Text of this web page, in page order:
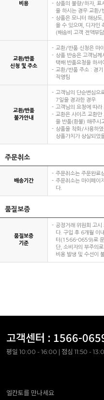
비용
상품의 불량/하자, 표
을 하시는 경우 교환/
상품은 모니터 해상
을 수 있으며, 디자인
(배송비 고객 전액부
교환/반품
신청 및 주소
교환/반품 신청은 마
상품 반송은 고객님
택배 반품요청을 하셔
교환/반품 주소 : 경
직영팀
교환/반품
불가안내
고객님의 단순변심으
7일을 경과한 경우
고객님의 요청에 따라
교환은 사이즈 교환만
을 반품(환불) 해주시
상품을 착화/사용하
상품가치가 상실되었
주문취소
배송기간
주문취소는 주문완료
주문취소는 마이페이
다.
품질보증
품질보증
기준
공정거래 위원회 고시
다. 구입 후 6개월 이
터(1566-0659)로 문
단, 소비자의 부주의
비용 발생 및 수선이
고객센터 : 1566-
평일 10:00 - 16:00 | 점심 11:50 -
엘칸토를 만나세요